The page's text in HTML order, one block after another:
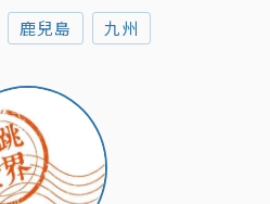
鹿兒島 九州